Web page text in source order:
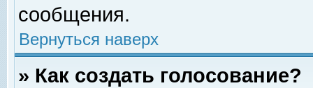
сообщения.
Вернуться наверх
» Как создать голосование?